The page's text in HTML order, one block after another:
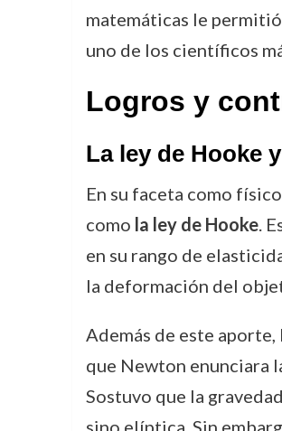
matemáticas le
uno de los científicos
Logros y
La ley de Hooke
En su faceta como
como la ley de Hooke.
en su rango de
la deformación del
Además de este
que Newton enunciara
Sostuvo que la
sino elíptica. Sin